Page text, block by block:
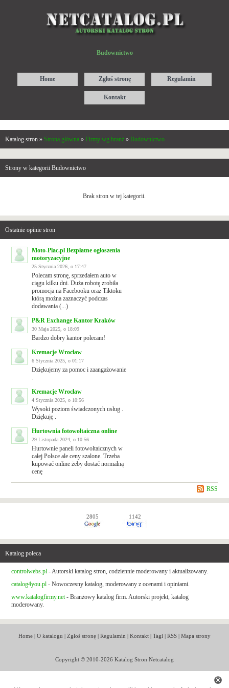
Budownictwo
Home Zgłoś stronę Regulamin
Kontakt
Katalog stron » Strona główna » Firmy wg branż » Budownictwo
Strony w kategorii Budownictwo
Brak stron w tej kategorii.
Ostatnie opinie stron
Moto-Plac.pl Bezpłatne ogłoszenia
motoryzacyjne
25 Stycznia 2026, o 17:47
Polecam stronę, sprzedałem auto w
ciągu kilku dni. Duża robotę zrobiła
promocja na Facebooku oraz Tiktoku
którą można zaznaczyć podczas
dodawania (...)
P&R Exchange Kantor Kraków
30 Maja 2025, o 18:09
Bardzo dobry kantor polecam!
Kremacje Wrocław
6 Stycznia 2025, o 01:17
Dziękujemy za pomoc i zaangażowanie
Kremacje Wrocław
4 Stycznia 2025, o 10:56
Wysoki poziom świadczonych usług .
Dziękuję .
Hurtownia fotowoltaiczna online
29 Listopada 2024, o 10:56
Hurtownie paneli fotowoltaicznych w
całej Polsce ale ceny szalone. Trzeba
kupować online żeby dostać normalną
cenę
RSS
2805 1142
Katalog poleca
controlwebs.pl - Autorski katalog stron, codziennie moderowany i aktualizowany.
catalog4you.pl - Nowoczesny katalog, moderowany z ocenami i opiniami.
www.katalogfirmy.net - Branżowy katalog firm. Autorski projekt, katalog
moderowany.
Home| O katalogu | Zgłoś stronę| Regulamin | Kontakt| Tagi | RSS| Mapa strony
Copyright © 2010-2026 Katalog Stron Netcatalog